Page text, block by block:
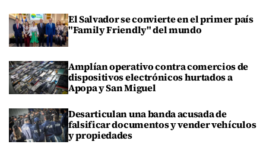
El Salvador se convierte en el primer país
"Family Friendly" del mundo
Amplían operativo contra comercios de
dispositivos electrónicos hurtados a
Apopa y San Miguel
Desarticulan una banda acusada de
falsificar documentos y vender vehículos
y propiedades